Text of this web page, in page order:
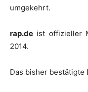
umgekehrt.
rap.de ist offizieller
2014.
Das bisher bestätigte